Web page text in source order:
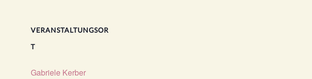
VERANSTALTUNGSOR
T
Gabriele Kerber